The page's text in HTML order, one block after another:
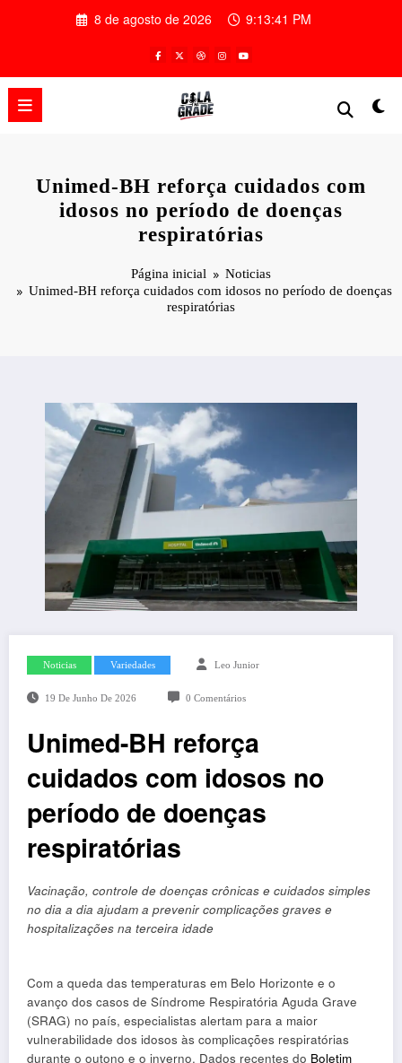
8 de agosto de 2026 9:13:42 PM
Unimed-BH reforça cuidados com
idosos no período de doenças
respiratórias
Página inicial
Noticias
Unimed-BH reforça cuidados com idosos no período de doenças
respiratórias
Noticias Variedades Leo Junior
19 De Junho De 2026 0 Comentários
Unimed-BH reforça
cuidados com idosos no
período de doenças
respiratórias
Vacinação, controle de doenças crônicas e cuidados simples
no dia a dia ajudam a prevenir complicações graves e
hospitalizações na terceira idade
Com a queda das temperaturas em Belo Horizonte e o
avanço dos casos de Síndrome Respiratória Aguda Grave
(SRAG) no país, especialistas alertam para a maior
vulnerabilidade dos idosos às complicações respiratórias
durante o outono e o inverno. Dados recentes do Boletim